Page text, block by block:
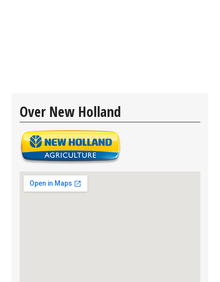
Over New Holland